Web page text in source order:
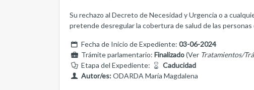
Su rechazo al Decreto de Necesidad y Urgencia o a
pretende desregular la cobertura de salud de las personas
Fecha de Inicio de Expediente: 03-06-2024
Trámite parlamentario: Finalizado(Ver Tratamientos/
Etapa del Expediente:
Caducidad
Autor/es:ODARDA María Magdalena